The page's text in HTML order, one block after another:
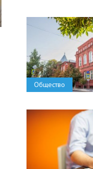
Общество